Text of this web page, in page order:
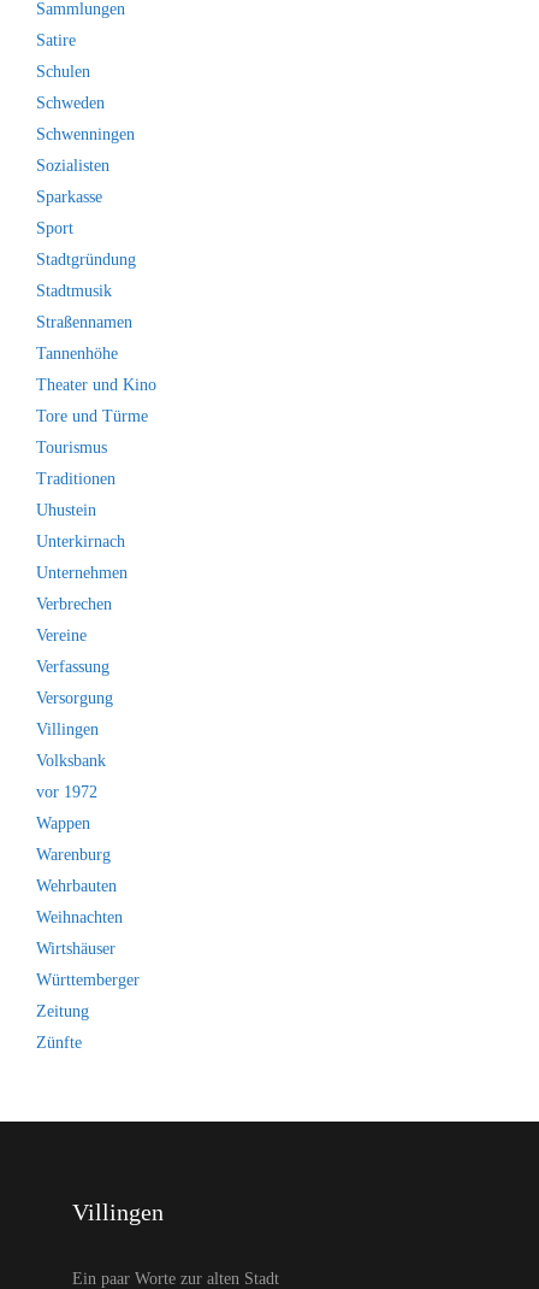
Sammlungen
Satire
Schulen
Schweden
Schwenningen
Sozialisten
Sparkasse
Sport
Stadtgründung
Stadtmusik
Straßennamen
Tannenhöhe
Theater und Kino
Tore und Türme
Tourismus
Traditionen
Uhustein
Unterkirnach
Unternehmen
Verbrechen
Vereine
Verfassung
Versorgung
Villingen
Volksbank
vor 1972
Wappen
Warenburg
Wehrbauten
Weihnachten
Wirtshäuser
Württemberger
Zeitung
Zünfte
Villingen
Ein paar Worte zur alten Stadt